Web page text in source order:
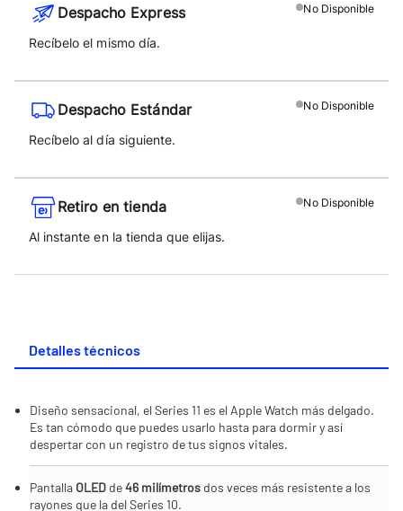
No Disponible
Despacho Express
Recíbelo el mismo día.
No Disponible
Despacho Estándar
Recíbelo al día siguiente.
No Disponible
Retiro en tienda
Al instante en la tienda que elijas.
Detalles técnicos
Diseño sensacional, el Series 11 es el Apple Watch más delgado.
Es tan cómodo que puedes usarlo hasta para dormir y así
despertar con un registro de tus signos vitales.
Pantalla OLED de46 milímetros dos veces más resistente a los
rayones que la del Series 10.